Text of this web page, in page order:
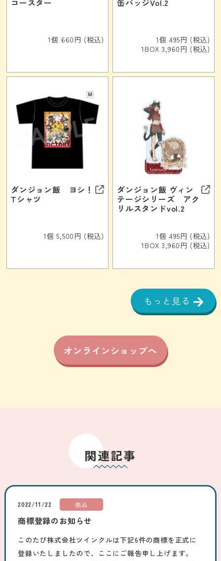
コースター
1個 660円 (税込)
缶バッジVol.2
1個 495円 (税込)
1BOX 3,960円 (税込)
ダンジョン飯 ヨシ！
Tシャツ
1個 5,500円 (税込)
ダンジョン飯 ヴィン
テージシリーズ アク
リルスタンドvol.2
1個 495円 (税込)
1BOX 3,960円 (税込)
もっと見る
オンラインショップへ
関連記事
2022/11/22 商品
商標登録のお知らせ
このたび株式会社ツインクルは下記6件の商標を正式に
登録いたしましたので、ここにご報告申し上げます。